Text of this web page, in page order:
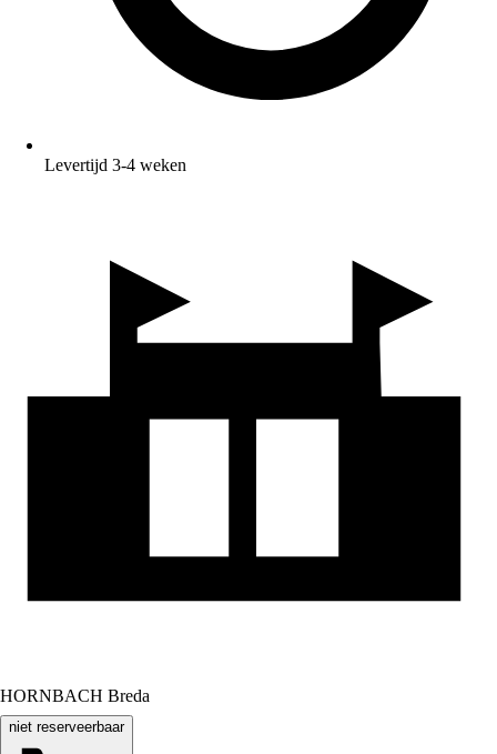
Levertijd 3-4 weken
HORNBACH Breda
niet reserveerbaar